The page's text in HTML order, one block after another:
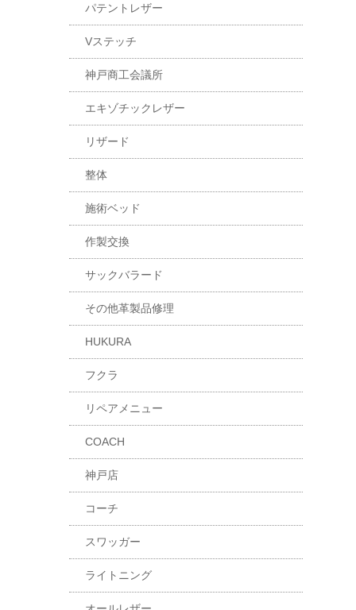
パテントレザー
Vステッチ
神戸商工会議所
エキゾチックレザー
リザード
整体
施術ベッド
作製交換
サックバラード
その他革製品修理
HUKURA
フクラ
リペアメニュー
COACH
神戸店
コーチ
スワッガー
ライトニング